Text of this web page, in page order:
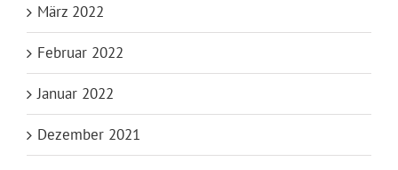
März 2022
Februar 2022
Januar 2022
Dezember 2021